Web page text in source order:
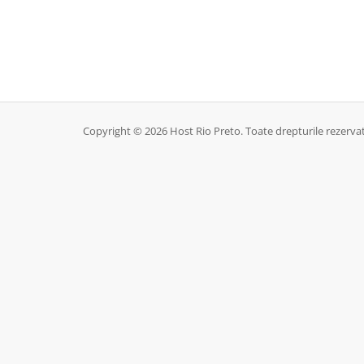
Copyright © 2026 Host Rio Preto. Toate drepturile